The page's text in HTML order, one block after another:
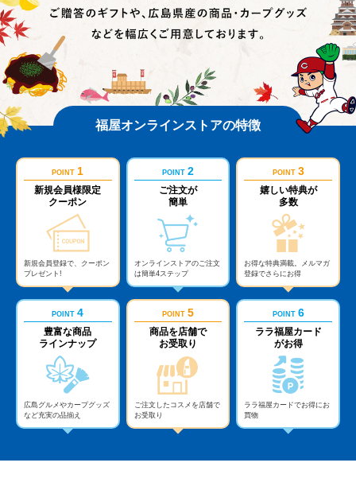
福屋オンラインストアの特徴
POINT 1
新規会員様限定
クーポン
新規会員登録で、クーポン
プレゼント!
POINT 2
ご注文が
簡単
オンラインストアのご注文
は簡単4ステップ
POINT 3
嬉しい特典が
多数
お得な特典満載。メルマガ
登録でさらにお得
POINT4
豊富な商品
ラインナップ
広島グルメやカープグッズ
など充実の品揃え
POINT 5
商品を店舗で
お受取り
ご注文したコスメを店舗で
お受取り
POINT 6
ララ福屋カード
がお得
ララ福屋カードでお得にお
買物